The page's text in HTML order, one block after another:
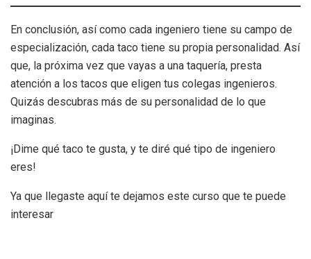
En conclusión, así como cada ingeniero tiene su campo de
especialización, cada taco tiene su propia personalidad. Así
que, la próxima vez que vayas a una taquería, presta
atención a los tacos que eligen tus colegas ingenieros.
Quizás descubras más de su personalidad de lo que
imaginas.
¡Dime qué taco te gusta, y te diré qué tipo de ingeniero
eres!
Ya que llegaste aquí te dejamos este curso que te puede
interesar